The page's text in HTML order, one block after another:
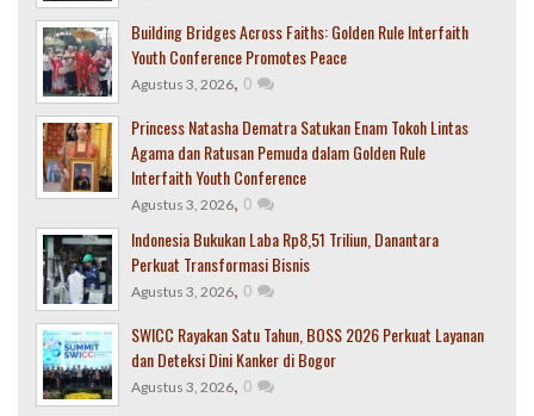
Building Bridges Across Faiths: Golden Rule Interfaith
Youth Conference Promotes Peace
Agustus 3, 2026, 0
Princess Natasha Dematra Satukan Enam Tokoh Lintas
Agama dan Ratusan Pemuda dalam Golden Rule
Interfaith Youth Conference
Agustus 3, 2026, 0
Indonesia Bukukan Laba Rp8,51 Triliun, Danantara
Perkuat Transformasi Bisnis
Agustus 3, 2026, 0
SWICC Rayakan Satu Tahun, BOSS 2026 Perkuat Layanan
dan Deteksi Dini Kanker di Bogor
Agustus 3, 2026, 0